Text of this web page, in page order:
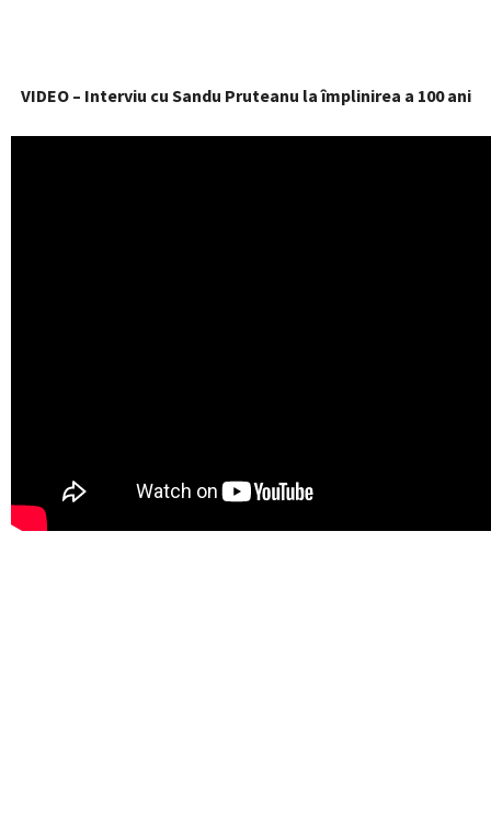
VIDEO – Interviu cu Sandu Pruteanu la împlinirea a 100 ani